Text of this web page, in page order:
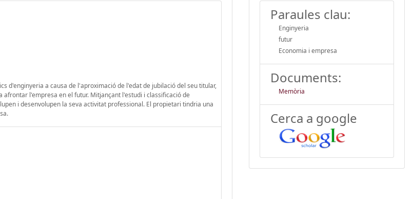
d'enginyeria a causa de l'aproximació de l'edat de jubilació del seu titular,
l'empresa en el futur. Mitjançant l'estudi i classificació de
i desenvolupen la seva activitat professional. El propietari tindria una
Paraules clau:
Enginyeria
futur
Economia i empresa
Documents:
Memòria
Cerca a google